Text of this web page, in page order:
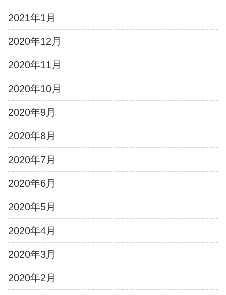
2021年1月
2020年12月
2020年11月
2020年10月
2020年9月
2020年8月
2020年7月
2020年6月
2020年5月
2020年4月
2020年3月
2020年2月